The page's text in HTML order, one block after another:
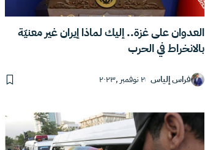
العدوان على غزة.. إليك لماذا إيران غير معنيّة
بالانخراط في الحرب
فراس إلياس ٢ نوفمبر ,٢٠٢٣